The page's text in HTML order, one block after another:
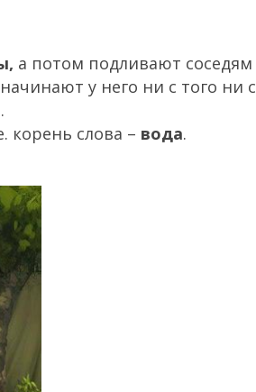
а потом подливают соседям
у него ни с того ни с
корень слова – вода.